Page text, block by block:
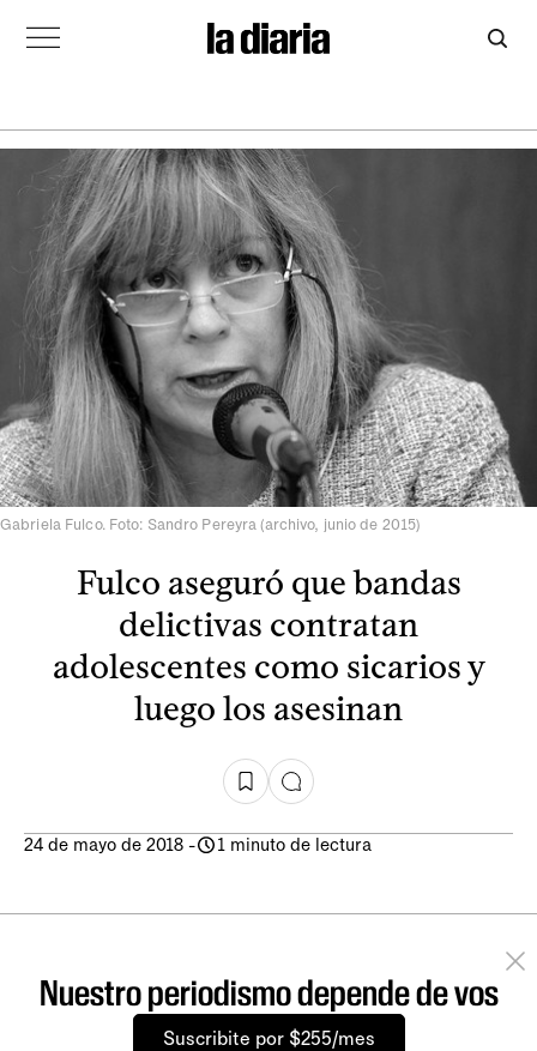
Gabriela Fulco. Foto: Sandro Pereyra (archivo, junio de 2015)
Fulco aseguró que bandas
delictivas contratan
adolescentes como sicarios y
luego los asesinan
24 de mayo de 2018 - 1 minuto de lectura
Nuestro periodismo depende de vos
Suscribite por $255/mes